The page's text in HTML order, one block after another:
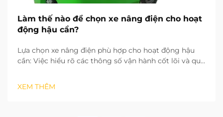
Làm thế nào để chọn xe nâng điện cho hoạt
động hậu cần?
Lựa chọn xe nâng điện phù hợp cho hoạt động hậu
cần: Việc hiểu rõ các thông số vận hành cốt lõi và quy
yếu tố then chốt để chọn đúng loại xe nâng điện. Dựa
trên tiêu chuẩn xe công nghiệp ISO, chiều cao nâng
XEM THÊM